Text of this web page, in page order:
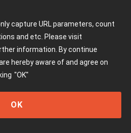
capture URL parameters, count
and etc. Please visit
information. By continue
hereby aware of and agree on
"OK"
OK